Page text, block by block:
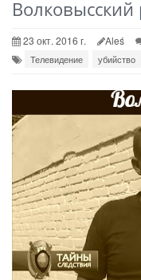
Волковысский
23 окт. 2016 г. Aleś
Телевидение убийство